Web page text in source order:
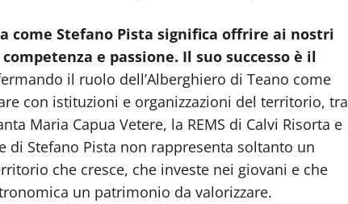
come Stefano Pista significa offrire ai nostri
e passione. Il suo successo è il
il ruolo dell’Alberghiero di Teano come
con istituzioni e organizzazioni del territorio, tra
Maria Capua Vetere, la REMS di Calvi Risorta e
di Stefano Pista non rappresenta soltanto un
che cresce, che investe nei giovani e che
un patrimonio da valorizzare.